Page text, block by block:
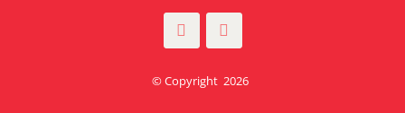
© Copyright 2026